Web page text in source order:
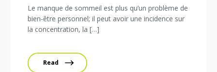
Le manque de sommeil est plus qu’un problème de
bien-être personnel; il peut avoir une incidence sur
la concentration, la […]
Read